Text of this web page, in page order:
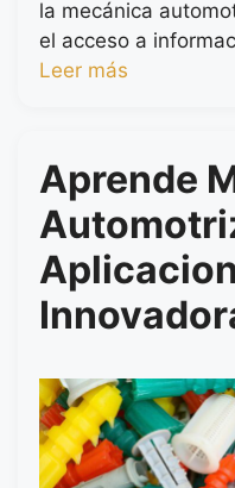
la mecánica
el acceso a
Leer más
Aprende